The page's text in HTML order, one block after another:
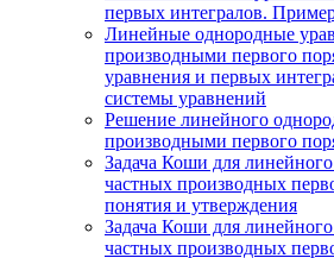
первых интегралов.
Линейные однородные
производными первого
уравнения и первых
системы уравнений
Решение линейного
производными первого
Задача Коши для
частных производных
понятия и утверждения
Задача Коши для
частных производных